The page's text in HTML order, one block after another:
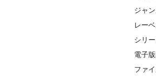
ジャ
レー
シリ
電子
ファ